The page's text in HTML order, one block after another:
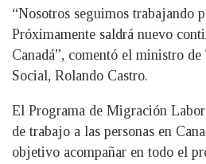
“Nosotros seguimos trabajando
Próximamente saldrá nuevo
Canadá”, comentó el ministro
Social, Rolando Castro.
El Programa de Migración
de trabajo a las personas en
objetivo acompañar en todo el